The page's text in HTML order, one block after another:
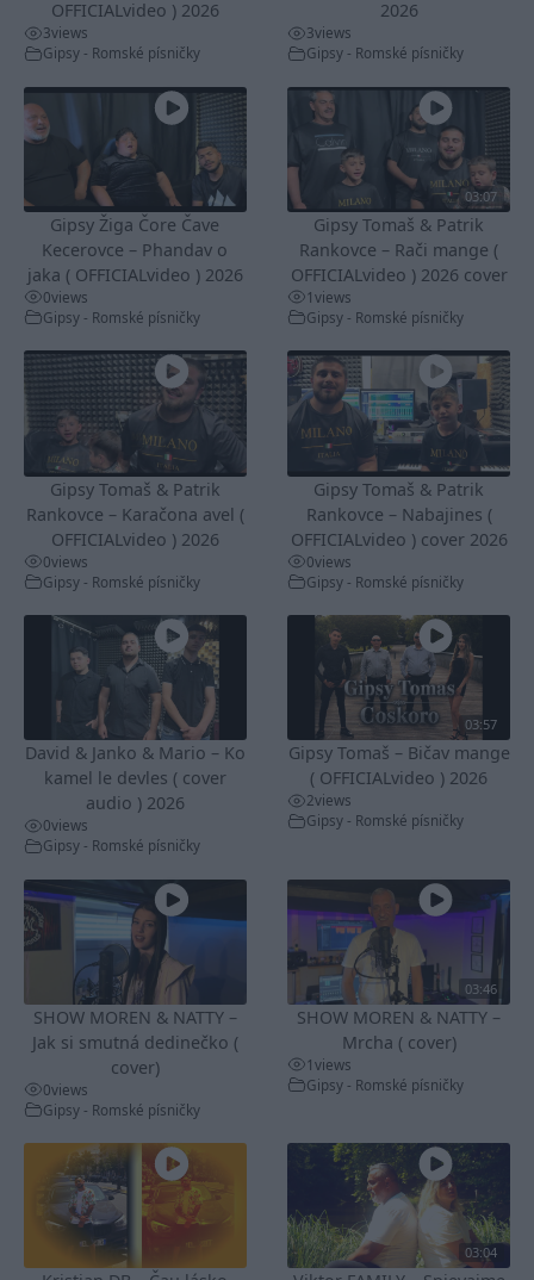
OFFICIALvideo ) 2026
3views
Gipsy - Romské písničky
2026
3views
Gipsy - Romské písničky
Gipsy Žiga Čore Čave
Kecerovce – Phandav o
jaka ( OFFICIALvideo ) 2026
0views
Gipsy - Romské písničky
03:07
Gipsy Tomaš & Patrik
Rankovce – Rači mange (
OFFICIALvideo ) 2026 cover
1views
Gipsy - Romské písničky
Gipsy Tomaš & Patrik
Rankovce – Karačona avel (
OFFICIALvideo ) 2026
0views
Gipsy - Romské písničky
Gipsy Tomaš & Patrik
Rankovce – Nabajines (
OFFICIALvideo ) cover 2026
0views
Gipsy - Romské písničky
David & Janko & Mario – Ko
kamel le devles ( cover
audio ) 2026
0views
Gipsy - Romské písničky
03:57
Gipsy Tomaš – Bičav mange
( OFFICIALvideo ) 2026
2views
Gipsy - Romské písničky
SHOW MOREN & NATTY –
Jak si smutná dedinečko (
cover)
0views
Gipsy - Romské písničky
03:46
SHOW MOREN & NATTY –
Mrcha ( cover)
1views
Gipsy - Romské písničky
03:04